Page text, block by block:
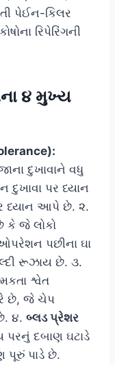
પેઈન-કિલર
રિપેરિંગની
૪ મુખ્ય
દુખાવાને વધુ
દુખાવા પર ધ્યાન
ધ્યાન આપે છે. ૨.
કે જે લોકો
પછીના ઘા
રૂઝાય છે. ૩.
શ્વેત
છે, જે ચેપ
૪. બ્લડ પ્રેશર
પરનું દબાણ ઘટાડે
પૂરું પાડે છે.